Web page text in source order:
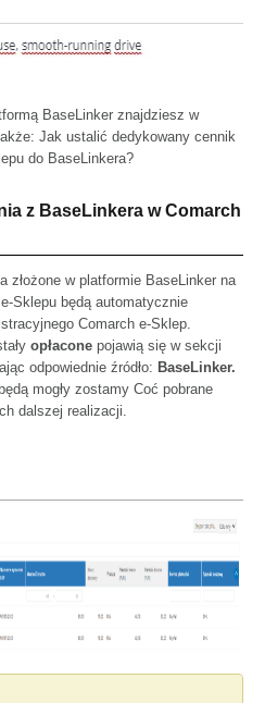
BaseLinker znajdziesz w
Jak ustalić dedykowany cennik
do BaseLinkera?
z BaseLinkera w Comarch
złożone w platformie BaseLinker na
Sklepu będą automatycznie
Comarch e-Sklep.
opłacone pojawią się w sekcji
odpowiednie źródło: BaseLinker.
mogły zostamy Coć pobrane
dalszej realizacji.